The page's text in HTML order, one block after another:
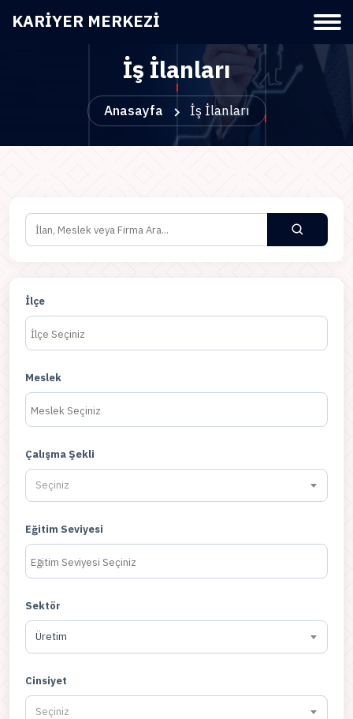
KARIYER MERKEZI
İş İlanları
Anasayfa İş İlanları
İlçe
Meslek
Çalışma Şekli
Seçiniz
Eğitim Seviyesi
Sektör
Üretim
Cinsiyet
Seçiniz